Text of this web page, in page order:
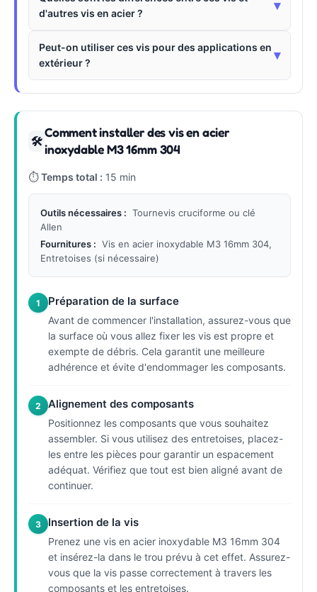
d'autres vis en acier ?
▾
Peut-on utiliser ces vis pour des applications en
extérieur ?
▾
🛠
Comment installer des vis en acier
inoxydable M3 16mm 304
⏱Temps total : 15 min
Outils nécessaires : Tournevis cruciforme ou clé
Allen
Fournitures : Vis en acier inoxydable M3 16mm 304,
Entretoises (si nécessaire)
1 Préparation de la surface
Avant de commencer l'installation, assurez-vous que
la surface où vous allez fixer les vis est propre et
exempte de débris. Cela garantit une meilleure
adhérence et évite d'endommager les composants.
2 Alignement des composants
Positionnez les composants que vous souhaitez
assembler. Si vous utilisez des entretoises, placez-
les entre les pièces pour garantir un espacement
adéquat. Vérifiez que tout est bien aligné avant de
continuer.
3 Insertion de la vis
Prenez une vis en acier inoxydable M3 16mm 304
et insérez-la dans le trou prévu à cet effet. Assurez-
vous que la vis passe correctement à travers les
composants et les entretoises.